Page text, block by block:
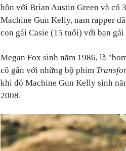
hôn với Brian Austin Green và có
Machine Gun Kelly, nam rapper
con gái Casie (15 tuổi) với bạn gái
Megan Fox sinh năm 1986, là
cô gắn với những bộ phim
khi đó Machine Gun Kelly sinh
2008.